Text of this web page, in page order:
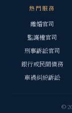
熱門服務
離婚官司
監護權官司
刑事訴訟官司
銀行或民間債務
車禍糾紛訴訟
©